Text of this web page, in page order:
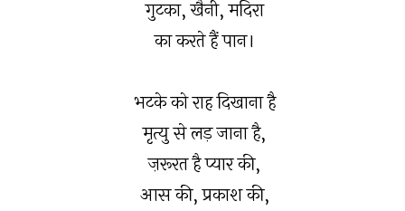
गुटका, खैनी, मदिरा
का करते हैं पान।
भटके को राह दिखाना है
मृत्यु से लड़ जाना है,
ज़रूरत है प्यार की,
आस की, प्रकाश की,